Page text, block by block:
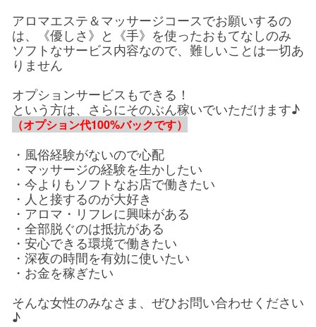
アロマエステ＆マッサージコースでお願いするの
は、《優しさ》と《手》を使ったおもてなしのみ
ソフトなサービス内容なので、難しいことは一切あ
りません
オプションサービスもできる！
という方は、さらにそのぶん稼いでいただけます♪
（オプション代100%バックです）
・風俗経験がないので心配
・マッサージの経験を生かしたい
・今よりもソフトなお店で働きたい
・人と接するのが大好き
・アロマ・リフレに興味がある
・全部脱ぐのは抵抗がある
・安心できる環境で働きたい
・深夜の時間を有効に使いたい
・お金を稼ぎたい
そんな女性のみなさま、ぜひお問い合わせください
♪